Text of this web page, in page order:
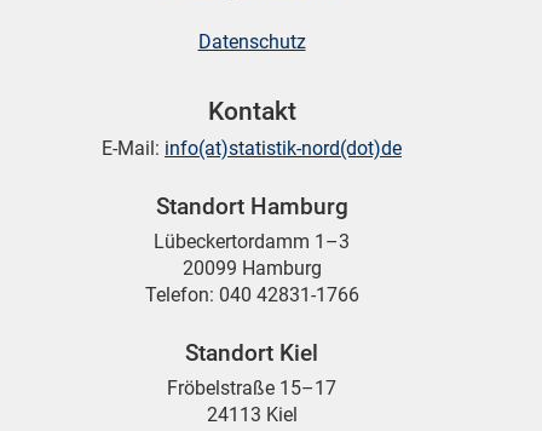
Datenschutz
Kontakt
E-Mail: info(at)statistik-nord(dot)de
Standort Hamburg
Lübeckertordamm 1–3
20099 Hamburg
Telefon: 040 42831-1766
Standort Kiel
Fröbelstraße 15–17
24113 Kiel